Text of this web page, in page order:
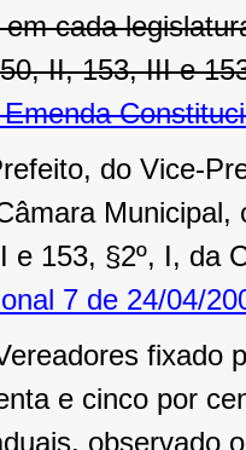
cada
II, 153, III e
do Vice-
e 153, §2º, I, da
7 de 24/04/
fixado
e cinco por
observado